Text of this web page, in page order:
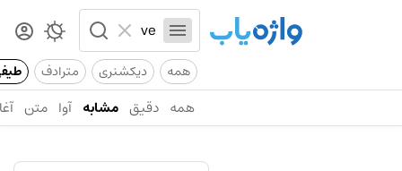
همه دیکشنری مترادف
همه دقیق مشابه آوا متن